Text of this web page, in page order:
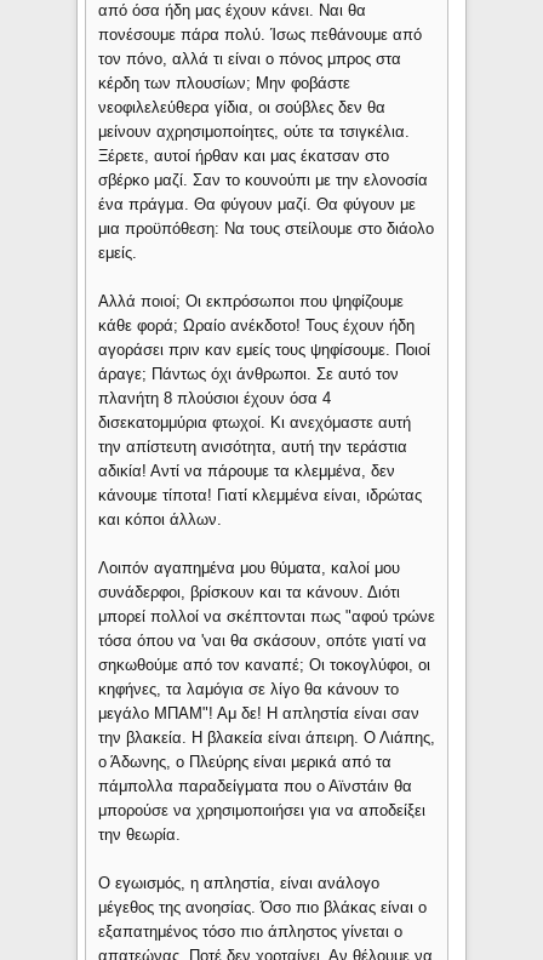
από όσα ήδη μας έχουν κάνει. Ναι θα
πονέσουμε πάρα πολύ. Ίσως πεθάνουμε από
τον πόνο, αλλά τι είναι ο πόνος μπρος στα
κέρδη των πλουσίων; Μην φοβάστε
νεοφιλελεύθερα γίδια, οι σούβλες δεν θα
μείνουν αχρησιμοποίητες, ούτε τα τσιγκέλια.
Ξέρετε, αυτοί ήρθαν και μας έκατσαν στο
σβέρκο μαζί. Σαν το κουνούπι με την ελονοσία
ένα πράγμα. Θα φύγουν μαζί. Θα φύγουν με
μια προϋπόθεση: Να τους στείλουμε στο διάολο
εμείς.
Αλλά ποιοί; Οι εκπρόσωποι που ψηφίζουμε
κάθε φορά; Ωραίο ανέκδοτο! Τους έχουν ήδη
αγοράσει πριν καν εμείς τους ψηφίσουμε. Ποιοί
άραγε; Πάντως όχι άνθρωποι. Σε αυτό τον
πλανήτη 8 πλούσιοι έχουν όσα 4
δισεκατομμύρια φτωχοί. Κι ανεχόμαστε αυτή
την απίστευτη ανισότητα, αυτή την τεράστια
αδικία! Αντί να πάρουμε τα κλεμμένα, δεν
κάνουμε τίποτα! Γιατί κλεμμένα είναι, ιδρώτας
και κόποι άλλων.
Λοιπόν αγαπημένα μου θύματα, καλοί μου
συνάδερφοι, βρίσκουν και τα κάνουν. Διότι
μπορεί πολλοί να σκέπτονται πως "αφού τρώνε
τόσα όπου να 'ναι θα σκάσουν, οπότε γιατί να
σηκωθούμε από τον καναπέ; Οι τοκογλύφοι, οι
κηφήνες, τα λαμόγια σε λίγο θα κάνουν το
μεγάλο ΜΠΑΜ"! Αμ δε! Η απληστία είναι σαν
την βλακεία. Η βλακεία είναι άπειρη. Ο Λιάπης,
ο Άδωνης, ο Πλεύρης είναι μερικά από τα
πάμπολλα παραδείγματα που ο Αϊνστάιν θα
μπορούσε να χρησιμοποιήσει για να αποδείξει
την θεωρία.
Ο εγωισμός, η απληστία, είναι ανάλογο
μέγεθος της ανοησίας. Όσο πιο βλάκας είναι ο
εξαπατημένος τόσο πιο άπληστος γίνεται ο
απατεώνας. Ποτέ δεν χορταίνει. Αν θέλουμε να